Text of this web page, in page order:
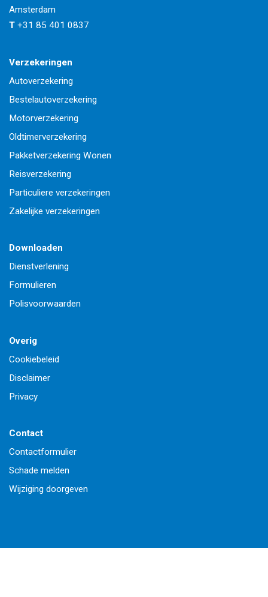
Amsterdam
T +31 85 401 0837
Verzekeringen
Autoverzekering
Bestelautoverzekering
Motorverzekering
Oldtimerverzekering
Pakketverzekering Wonen
Reisverzekering
Particuliere verzekeringen
Zakelijke verzekeringen
Downloaden
Dienstverlening
Formulieren
Polisvoorwaarden
Overig
Cookiebeleid
Disclaimer
Privacy
Contact
Contactformulier
Schade melden
Wijziging doorgeven